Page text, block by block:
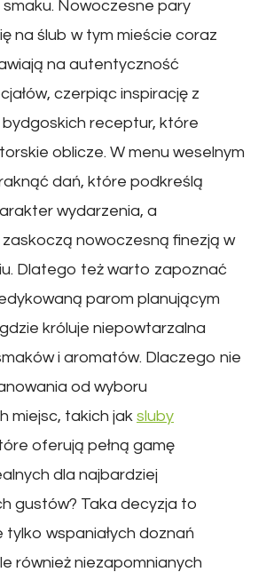
Nowoczesne pary
na ślub w tym mieście coraz
na autentyczność
czerpiąc inspirację z
receptur, które
oblicze. W menu weselnym
dań, które podkreślą
wydarzenia, a
nowoczesną finezją w
Dlatego też warto zapoznać
parom planującym
króluje niepowtarzalna
i aromatów. Dlaczego nie
od wyboru
miejsc, takich jak sluby
oferują pełną gamę
dla najbardziej
gustów? Taka decyzja to
tylko wspaniałych doznań
również niezapomnianych